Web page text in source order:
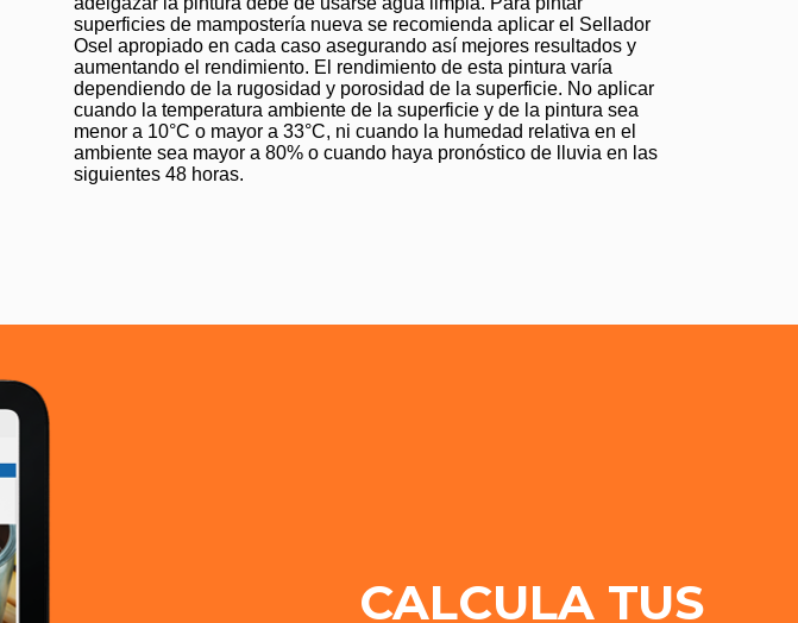
superficies de mampostería nueva se recomienda aplicar el Sellador
Osel apropiado en cada caso asegurando así mejores resultados y
aumentando el rendimiento. El rendimiento de esta pintura varía
dependiendo de la rugosidad y porosidad de la superficie. No aplicar
cuando la temperatura ambiente de la superficie y de la pintura sea
menor a 10°C o mayor a 33°C, ni cuando la humedad relativa en el
ambiente sea mayor a 80% o cuando haya pronóstico de lluvia en las
siguientes 48 horas.
CALCULA TUS